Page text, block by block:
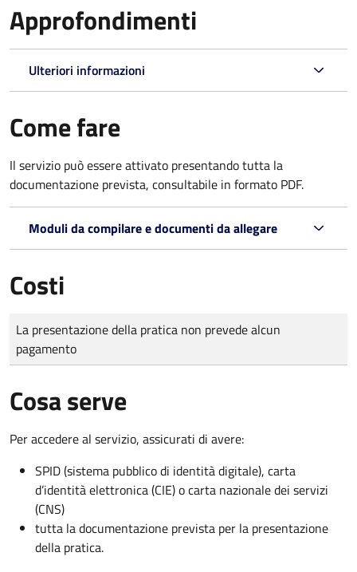
Approfondimenti
Ulteriori informazioni
Come fare
Il servizio può essere attivato presentando tutta la
documentazione prevista, consultabile in formato PDF.
Moduli da compilare e documenti da allegare
Costi
Tipo di pagamento
Importo
La presentazione della pratica non prevede alcun
pagamento
Cosa serve
Per accedere al servizio, assicurati di avere:
SPID (sistema pubblico di identità digitale), carta
d’identità elettronica (CIE) o carta nazionale dei servizi
(CNS)
tutta la documentazione prevista per la presentazione
della pratica.